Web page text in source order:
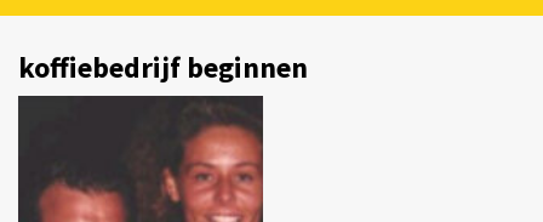
koffiebedrijf beginnen